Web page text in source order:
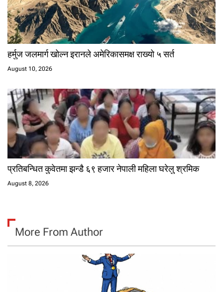
हर्मुज जलमार्ग खोल्न इरानले अमेरिकासमक्ष राख्यो ५ सर्त
August 10, 2026
प्रतिबन्धित कुवेतमा झन्डै ६९ हजार नेपाली महिला घरेलु श्रमिक
August 8, 2026
More From Author